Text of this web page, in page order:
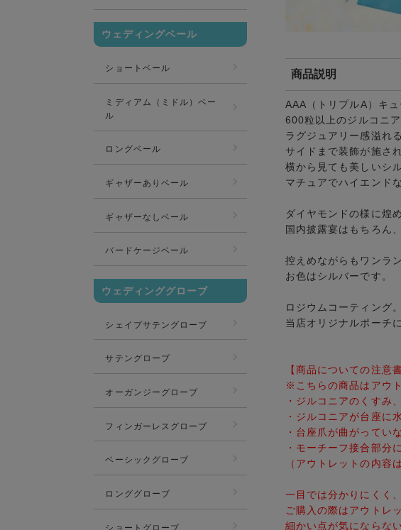
商品説明
AAA（トリプルA）キ
600粒以上のジルコニ
ラグジュアリー感溢れ
サイドまで装飾が施さ
横から見ても美しいシ
マチュアでハイエンド
ダイヤモンドの様に煌
国内披露宴はもちろん
控えめながらもワンラ
お色はシルバーです。
ロジウムコーティング。
当店オリジナルポーチ
【商品についての注意
※こちらの商品はアウ
・ジルコニアのくすみ
・ジルコニアが台座に
・台座爪が曲がってい
・モーチーフ接合部分
（アウトレットの内容
一目では分かりにくく
ご購入の際はアウトレ
細かい点が気にならな
ウェディングベール
ショートベール
ミディアム（ミドル）ベー
ル
ロングベール
ギャザーありベール
ギャザーなしベール
バードケージベール
ウェディンググローブ
シェイプサテングローブ
サテングローブ
オーガンジーグローブ
フィンガーレスグローブ
ベーシックグローブ
ロンググローブ
ショートグローブ